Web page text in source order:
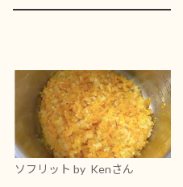
ソフリット by Kenさん